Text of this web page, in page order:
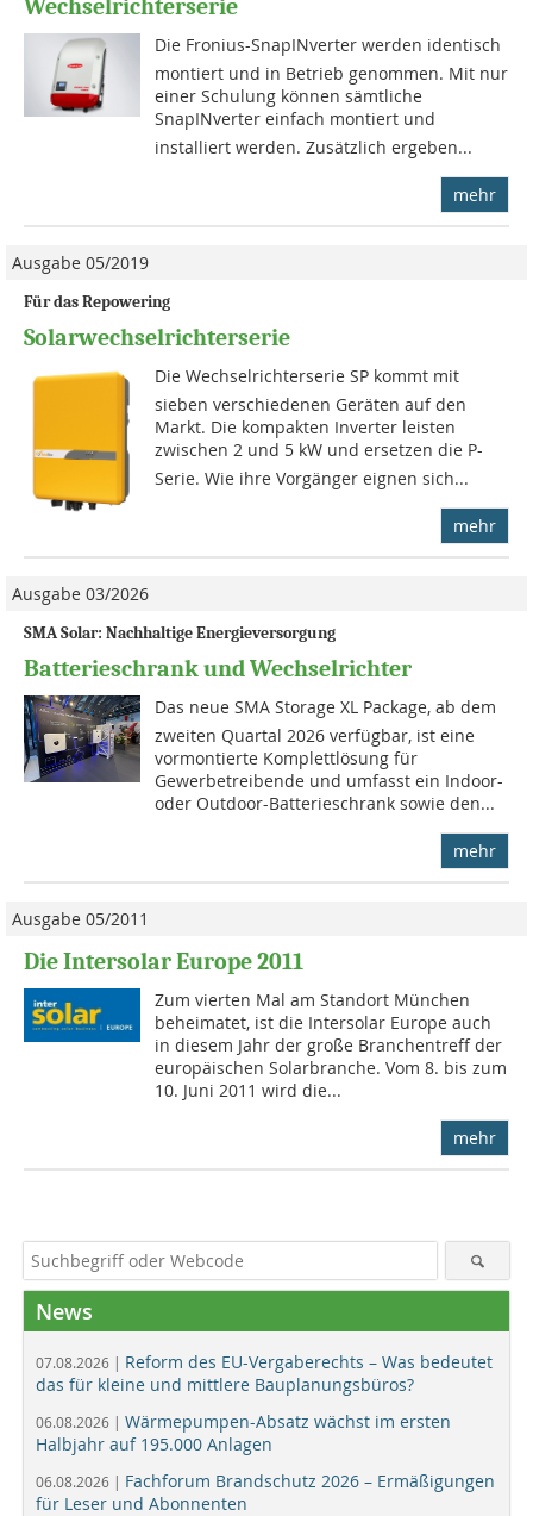
Wechselrichterserie
Die Fronius-SnapINverter werden identisch
montiert und in Betrieb genommen. Mit nur
einer Schulung können sämtliche
SnapINverter einfach montiert und
installiert werden. Zusätzlich ergeben...
mehr
Ausgabe 05/2019
Für das Repowering
Solarwechselrichterserie
Die Wechselrichterserie SP kommt mit
sieben verschiedenen Geräten auf den
Markt. Die kompakten Inverter leisten
zwischen 2 und 5 kW und ersetzen die P-
Serie. Wie ihre Vorgänger eignen sich...
mehr
Ausgabe 03/2026
SMA Solar: Nachhaltige Energieversorgung
Batterieschrank und Wechselrichter
Das neue SMA Storage XL Package, ab dem
zweiten Quartal 2026 verfügbar, ist eine
vormontierte Komplettlösung für
Gewerbetreibende und umfasst ein Indoor-
oder Outdoor-Batterieschrank sowie den...
mehr
Ausgabe 05/2011
Die Intersolar Europe 2011
Zum vierten Mal am Standort München
beheimatet, ist die Intersolar Europe auch
in diesem Jahr der große Branchentreff der
europäischen Solarbranche. Vom 8. bis zum
10. Juni 2011 wird die...
mehr
News
07.08.2026 | Reform des EU-Vergaberechts – Was bedeutet
das für kleine und mittlere Bauplanungsbüros?
06.08.2026 | Wärmepumpen-Absatz wächst im ersten
Halbjahr auf 195.000 Anlagen
06.08.2026 | Fachforum Brandschutz 2026 – Ermäßigungen
für Leser und Abonnenten